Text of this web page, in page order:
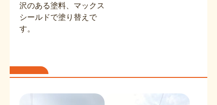
沢のある塗料、マックス
シールドで塗り替えで
す。